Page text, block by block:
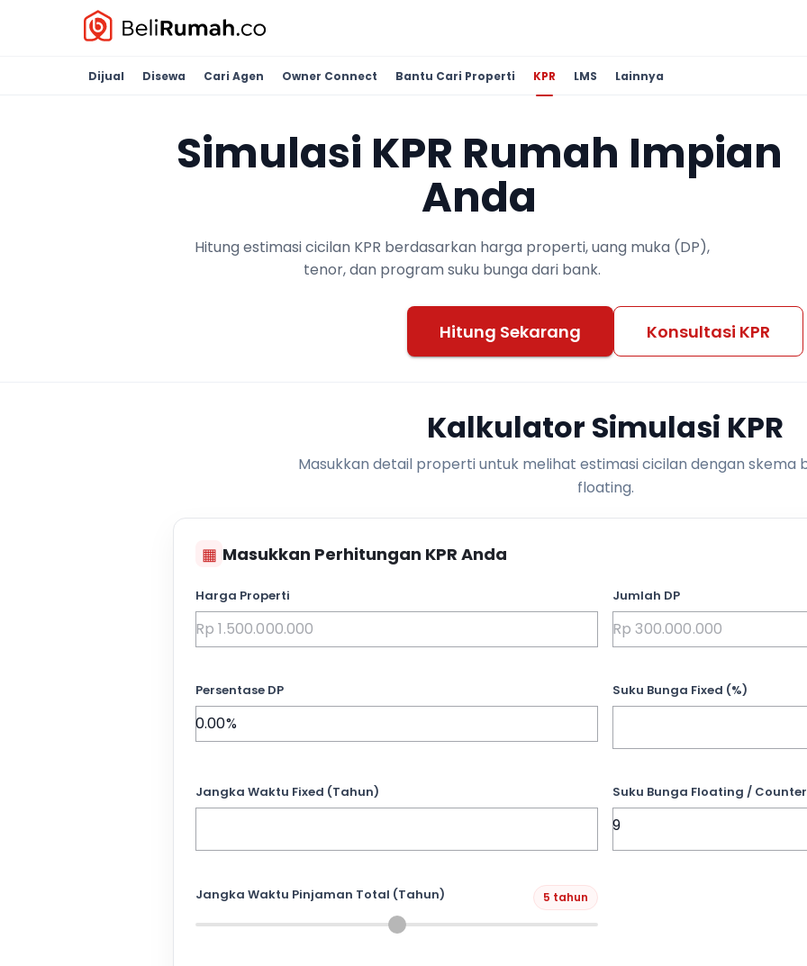
Dijual Disewa Cari Agen Owner Connect Bantu Cari Properti KPR LMS Lainnya
Simulasi KPR Rumah Impian
Anda
Hitung estimasi cicilan KPR berdasarkan harga properti, uang muka (DP),
tenor, dan program suku bunga dari bank.
Hitung Sekarang Konsultasi KPR
Kalkulator Simulasi KPR
Masukkan detail properti untuk melihat estimasi cicilan dengan skema
floating.
▦ Masukkan Perhitungan KPR Anda
Harga Properti Jumlah DP
Persentase DP Suku Bunga Fixed (%)
Jangka Waktu Fixed (Tahun) Suku Bunga Floating /
Jangka Waktu Pinjaman Total (Tahun) 5 tahun